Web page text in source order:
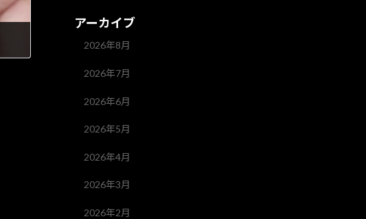
アーカイブ
2026年8月
2026年7月
2026年6月
2026年5月
2026年4月
2026年3月
2026年2月